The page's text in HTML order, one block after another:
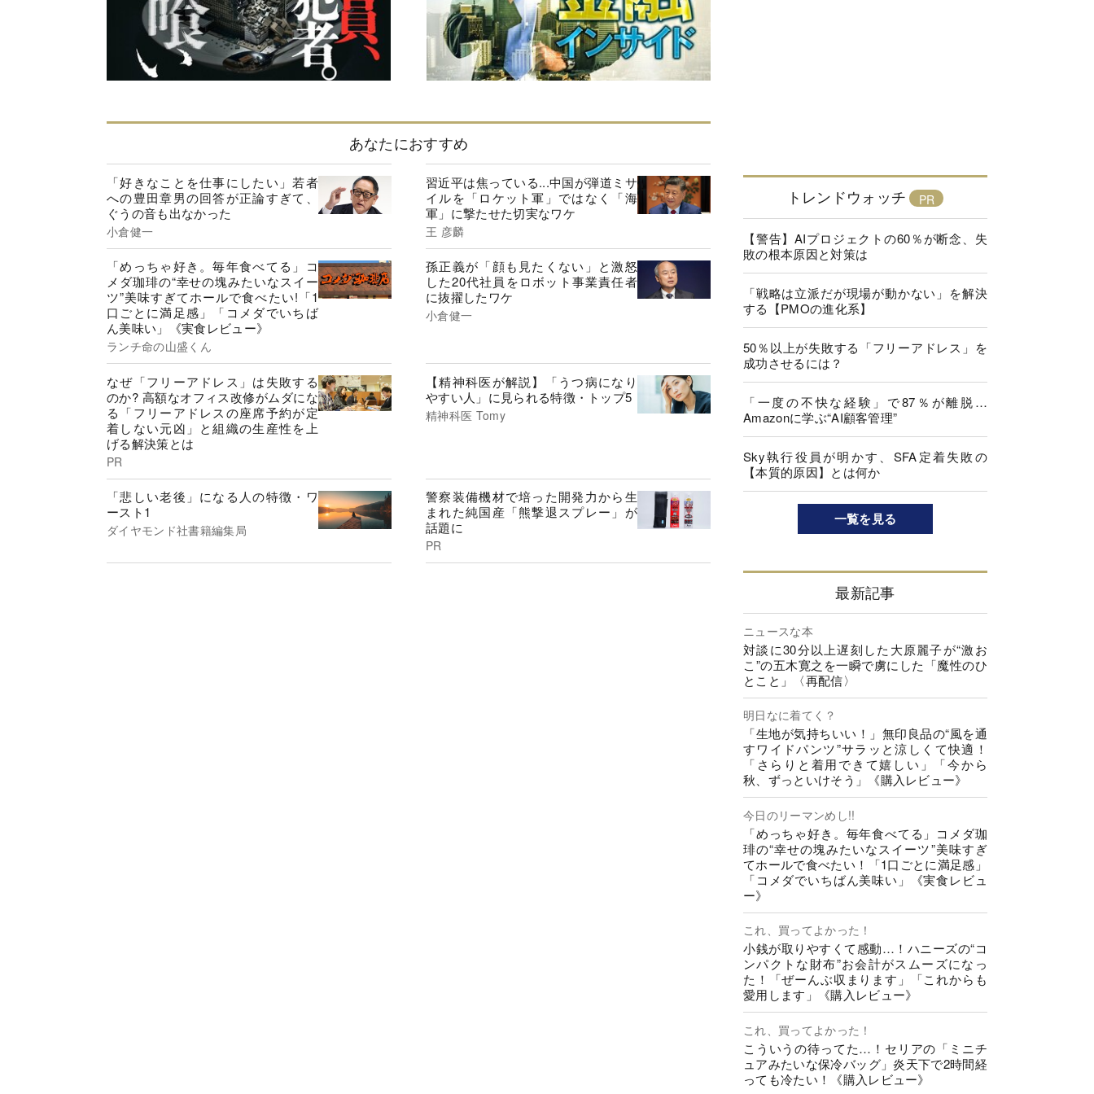
あなたにおすすめ
「好きなことを仕事にしたい」若者
への豊田章男の回答が正論すぎて、
ぐうの音も出なかった
小倉健一
習近平は焦っている...中国が弾道ミサ
イルを「ロケット軍」ではなく「海
軍」に撃たせた切実なワケ
王 彦麟
「めっちゃ好き。毎年食べてる」コ
メダ珈琲の“幸せの塊みたいなスイー
ツ”美味すぎてホールで食べたい!「1
口ごとに満足感」「コメダでいちば
ん美味い」《実食レビュー》
ランチ命の山盛くん
孫正義が「顔も見たくない」と激怒
した20代社員をロボット事業責任者
に抜擢したワケ
小倉健一
なぜ「フリーアドレス」は失敗する
のか? 高額なオフィス改修がムダにな
る「フリーアドレスの座席予約が定
着しない元凶」と組織の生産性を上
げる解決策とは
PR
【精神科医が解説】「うつ病になり
やすい人」に見られる特徴・トップ5
精神科医 Tomy
「悲しい老後」になる人の特徴・ワ
ースト1
ダイヤモンド社書籍編集局
警察装備機材で培った開発力から生
まれた純国産「熊撃退スプレー」が
話題に
PR
トレンドウォッチ
【警告】AIプロジェクトの60％が断念、失
敗の根本原因と対策は
「戦略は立派だが現場が動かない」を解決
する【PMOの進化系】
50％以上が失敗する「フリーアドレス」を
成功させるには？
「一度の不快な経験」で87％が離脱…
Amazonに学ぶ“AI顧客管理”
Sky執行役員が明かす、SFA定着失敗の
【本質的原因】とは何か
一覧を見る
最新記事
ニュースな本
対談に30分以上遅刻した大原麗子が“激お
こ”の五木寛之を一瞬で虜にした「魔性のひ
とこと」〈再配信〉
明日なに着てく？
「生地が気持ちいい！」無印良品の“風を通
すワイドパンツ”サラッと涼しくて快適！
「さらりと着用できて嬉しい」「今から
秋、ずっといけそう」《購入レビュー》
今日のリーマンめし!!
「めっちゃ好き。毎年食べてる」コメダ珈
琲の“幸せの塊みたいなスイーツ”美味すぎ
てホールで食べたい！「1口ごとに満足感」
「コメダでいちばん美味い」《実食レビュ
ー》
これ、買ってよかった！
小銭が取りやすくて感動…！ハニーズの“コ
ンパクトな財布”お会計がスムーズになっ
た！「ぜーんぶ収まります」「これからも
愛用します」《購入レビュー》
これ、買ってよかった！
こういうの待ってた…！セリアの「ミニチ
ュアみたいな保冷バッグ」炎天下で2時間経
っても冷たい！《購入レビュー》